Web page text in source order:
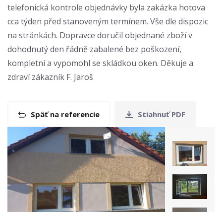
telefonická kontrole objednávky byla zakázka hotova
cca týden před stanoveným termínem. Vše dle dispozic
na stránkách. Dopravce doručil objednané zboží v
dohodnutý den řádně zabalené bez poškození,
kompletní a vypomohl se skládkou oken. Děkuje a
zdraví zákazník F. Jaroš
Späť na referencie Stiahnuť PDF